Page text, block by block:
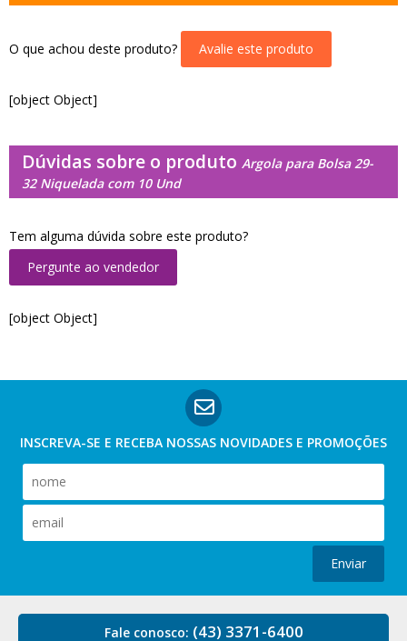
O que achou deste produto? Avalie este produto
[object Object]
Dúvidas sobre o produto Argola para Bolsa 29-
32 Niquelada com 10 Und
Tem alguma dúvida sobre este produto?
Pergunte ao vendedor
[object Object]
INSCREVA-SE E RECEBA NOSSAS NOVIDADES E PROMOÇÕES
Enviar
Fale conosco: (43) 3371-6400